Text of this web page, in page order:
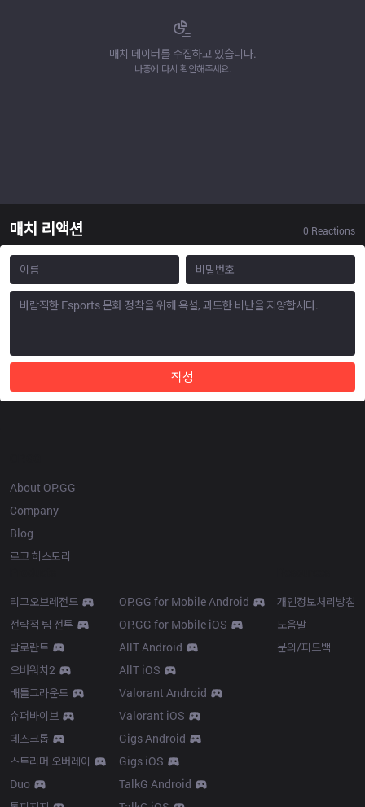
매치 데이터를 수집하고 있습니다.
나중에 다시 확인해주세요.
매치 리액션 0 Reactions
작성
About OP.GG
Company
Blog
로고 히스토리
리그오브레전드
전략적 팀 전투
발로란트
오버워치2
배틀그라운드
슈퍼바이브
데스크톱
스트리머 오버레이
Duo
OP.GG for Mobile Android
OP.GG for Mobile iOS
AllT Android
AllT iOS
Valorant Android
Valorant iOS
Gigs Android
Gigs iOS
TalkG Android
개인정보처리방침
도움말
문의/피드백